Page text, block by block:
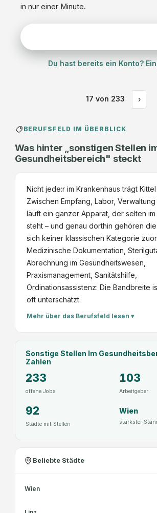
in nur einer Minute.
Du hast bereits ein Konto?
17 von 233 ›
BERUFSFELD IM ÜBERBLICK
Was hinter „sonstigen Stellen
Gesundheitsbereich" steckt
Nicht jede:r im Krankenhaus trägt
Zwischen Empfang, Labor,
läuft ein ganzer Apparat, der selten im
steht – und genau dorthin gehören
sich keiner klassischen Kategorie
Medizinische Dokumentation,
Abrechnung im Gesundheitswesen,
Praxismanagement, Sanitätshilfe,
Ordinationsassistenz: Die Bandbreite
oft unterschätzt.
Mehr über das Berufsfeld lesen ▾
Sonstige Stellen Im
Zahlen
233
offene Jobs
103
Arbeitgeber
92
Städte mit Stellen
Wien
stärkster
Beliebte Städte
Wien